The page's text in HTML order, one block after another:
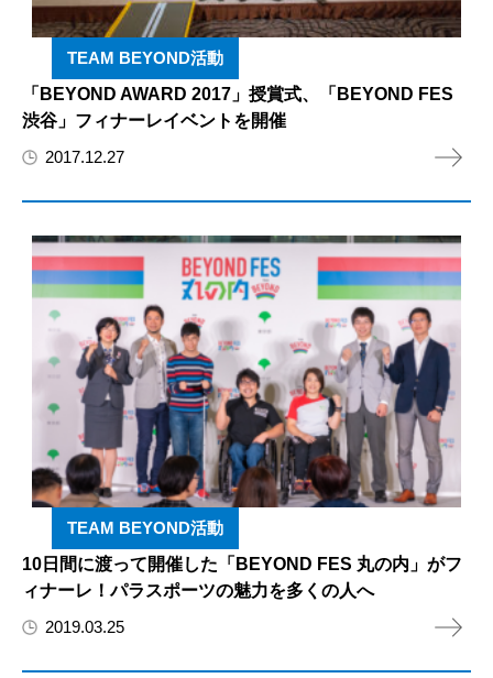
TEAM BEYOND活動
「BEYOND AWARD 2017」授賞式、「BEYOND FES
渋谷」フィナーレイベントを開催
2017.12.27
TEAM BEYOND活動
10日間に渡って開催した「BEYOND FES 丸の内」がフ
ィナーレ！パラスポーツの魅力を多くの人へ
2019.03.25